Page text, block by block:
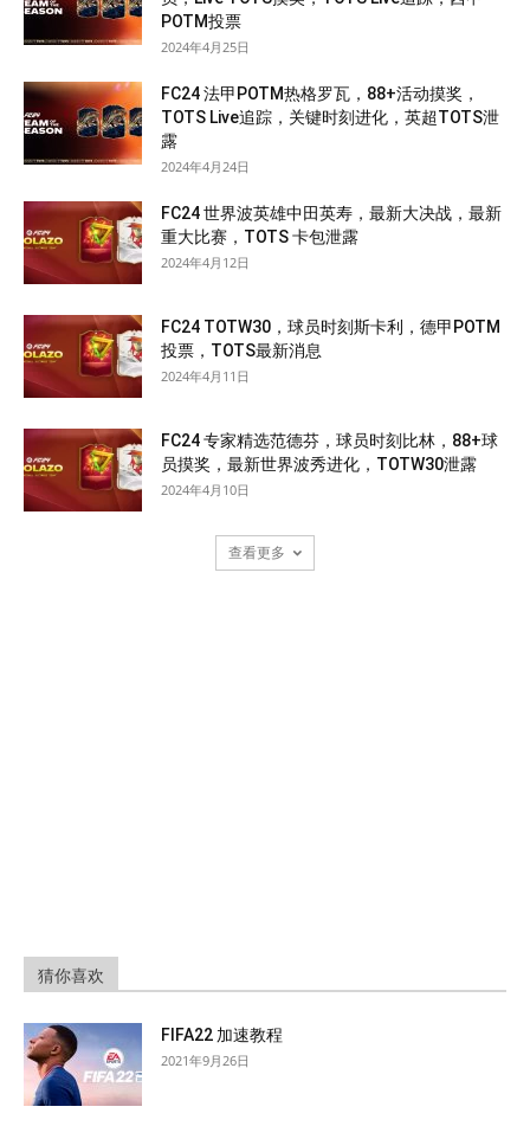
POTM投票
2024年4月25日
FC24 法甲POTM热格罗瓦，88+活动摸奖，
TOTS Live追踪，关键时刻进化，英超TOTS泄
露
2024年4月24日
FC24 世界波英雄中田英寿，最新大决战，最新
重大比赛，TOTS 卡包泄露
2024年4月12日
FC24 TOTW30，球员时刻斯卡利，德甲POTM
投票，TOTS最新消息
2024年4月11日
FC24 专家精选范德芬，球员时刻比林，88+球
员摸奖，最新世界波秀进化，TOTW30泄露
2024年4月10日
查看更多
猜你喜欢
FIFA22 加速教程
2021年9月26日